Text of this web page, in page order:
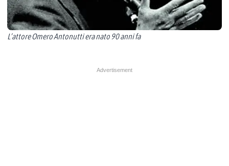
L’attore Omero Antonutti era nato 90 anni fa